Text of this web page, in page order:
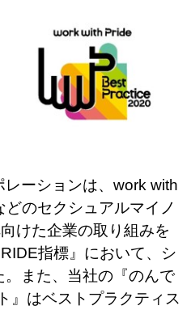
ーションは、work with
のセクシュアルマイノ
けた企業の取り組みを
指標』において、シ
また、当社の『のんで
』はベストプラクティス